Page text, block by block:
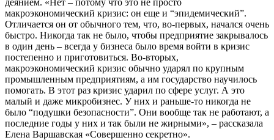
макроэкономический кризис: он еще и “эпидемический”.
Отличается он от обычного тем, что, во-первых, начался очень
быстро. Никогда так не было, чтобы предприятие закрывалось
в один день – всегда у бизнеса было время войти в кризис
постепенно и приготовиться. Во-вторых,
макроэкономический кризис обычно ударял по крупным
промышленным предприятиям, а им государство научилось
помогать. В этот раз кризис ударил по сфере услуг. А это
малый и даже микробизнес. У них и раньше-то никогда не
было “подушки безопасности”. Они вообще так не работают, а
последние годы у них и так были не жирными», – рассказала
Елена Варшавская «Совершенно секретно».